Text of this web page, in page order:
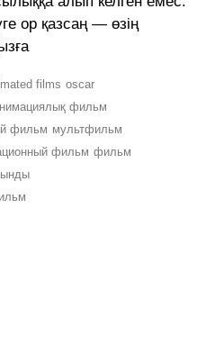
ор қазсаң — өзің
films oscar
фильм
фильм мультфильм
фильм фильм